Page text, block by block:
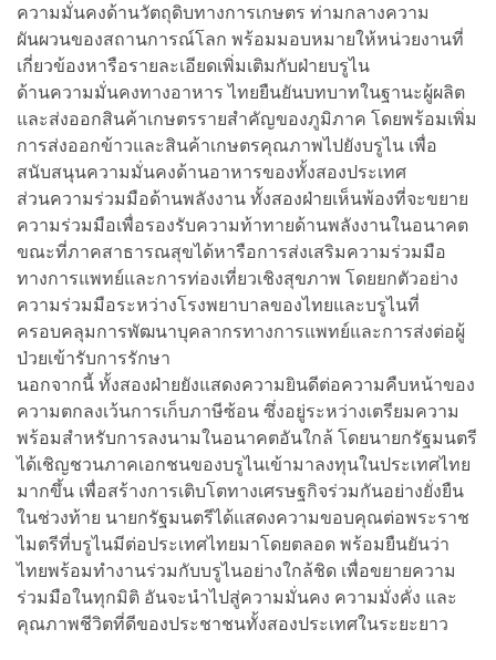
ความมั่นคงด้านวัตถุดิบทางการเกษตร ท่ามกลางความ
ผันผวนของสถานการณ์โลก พร้อมมอบหมายให้หน่วยงานที่
เกี่ยวข้องหารือรายละเอียดเพิ่มเติมกับฝ่ายบรูไน
ด้านความมั่นคงทางอาหาร ไทยยืนยันบทบาทในฐานะผู้ผลิต
และส่งออกสินค้าเกษตรรายสำคัญของภูมิภาค โดยพร้อมเพิ่ม
การส่งออกข้าวและสินค้าเกษตรคุณภาพไปยังบรูไน เพื่อ
สนับสนุนความมั่นคงด้านอาหารของทั้งสองประเทศ
ส่วนความร่วมมือด้านพลังงาน ทั้งสองฝ่ายเห็นพ้องที่จะขยาย
ความร่วมมือเพื่อรองรับความท้าทายด้านพลังงานในอนาคต
ขณะที่ภาคสาธารณสุขได้หารือการส่งเสริมความร่วมมือ
ทางการแพทย์และการท่องเที่ยวเชิงสุขภาพ โดยยกตัวอย่าง
ความร่วมมือระหว่างโรงพยาบาลของไทยและบรูไนที่
ครอบคลุมการพัฒนาบุคลากรทางการแพทย์และการส่งต่อผู้
ป่วยเข้ารับการรักษา
นอกจากนี้ ทั้งสองฝ่ายยังแสดงความยินดีต่อความคืบหน้าของ
ความตกลงเว้นการเก็บภาษีซ้อน ซึ่งอยู่ระหว่างเตรียมความ
พร้อมสำหรับการลงนามในอนาคตอันใกล้ โดยนายกรัฐมนตรี
ได้เชิญชวนภาคเอกชนของบรูไนเข้ามาลงทุนในประเทศไทย
มากขึ้น เพื่อสร้างการเติบโตทางเศรษฐกิจร่วมกันอย่างยั่งยืน
ในช่วงท้าย นายกรัฐมนตรีได้แสดงความขอบคุณต่อพระราช
ไมตรีที่บรูไนมีต่อประเทศไทยมาโดยตลอด พร้อมยืนยันว่า
ไทยพร้อมทำงานร่วมกับบรูไนอย่างใกล้ชิด เพื่อขยายความ
ร่วมมือในทุกมิติ อันจะนำไปสู่ความมั่นคง ความมั่งคั่ง และ
คุณภาพชีวิตที่ดีของประชาชนทั้งสองประเทศในระยะยาว